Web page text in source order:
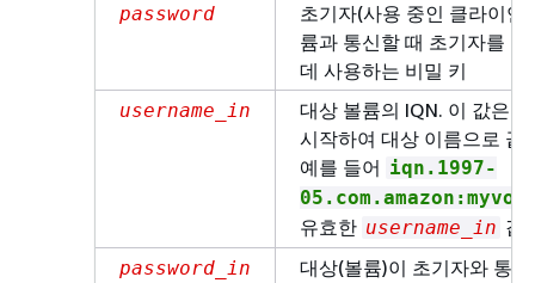
password
초기자(사용 중인 클라이언
륨과 통신할 때 초기자를 인
데 사용하는 비밀 키
username_in 대상 볼륨의 IQN. 이 값은
시작하여 대상 이름으로 끝
예를 들어 iqn.1997-
유효한 username_in 값
password_in
대상(볼륨)이 초기자와 통